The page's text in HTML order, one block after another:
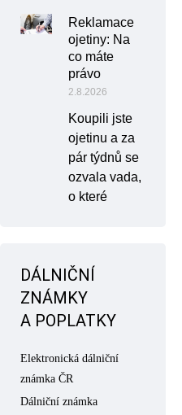
Reklamace
ojetiny: Na
co máte
právo
2.8.2026
Koupili jste
ojetinu a za
pár týdnů se
ozvala vada,
o které
DÁLNIČNÍ
ZNÁMKY
A POPLATKY
Elektronická dálniční
známka ČR
Dálniční známka